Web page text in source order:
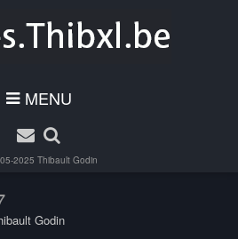
MENU
2025 Thibault Godin
Godin